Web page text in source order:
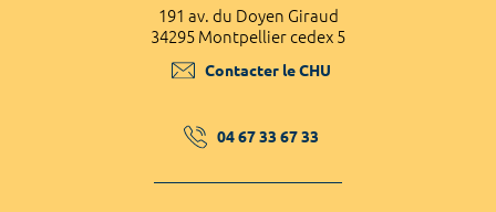
191 av. du Doyen Giraud
34295 Montpellier cedex 5
Contacter le CHU
04 67 33 67 33